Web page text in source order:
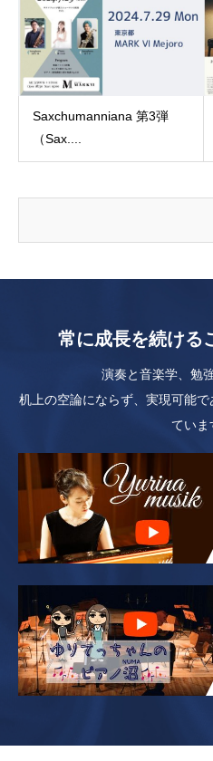
Saxchumanniana 第3弾
（Sax....
常に成長を続け
演奏と音楽学、勉
机上の空論にならず、実現可能
ていま